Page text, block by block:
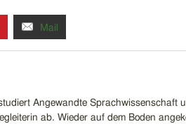
Mail
Angewandte Sprachwissenschaft
ab. Wieder auf dem Boden